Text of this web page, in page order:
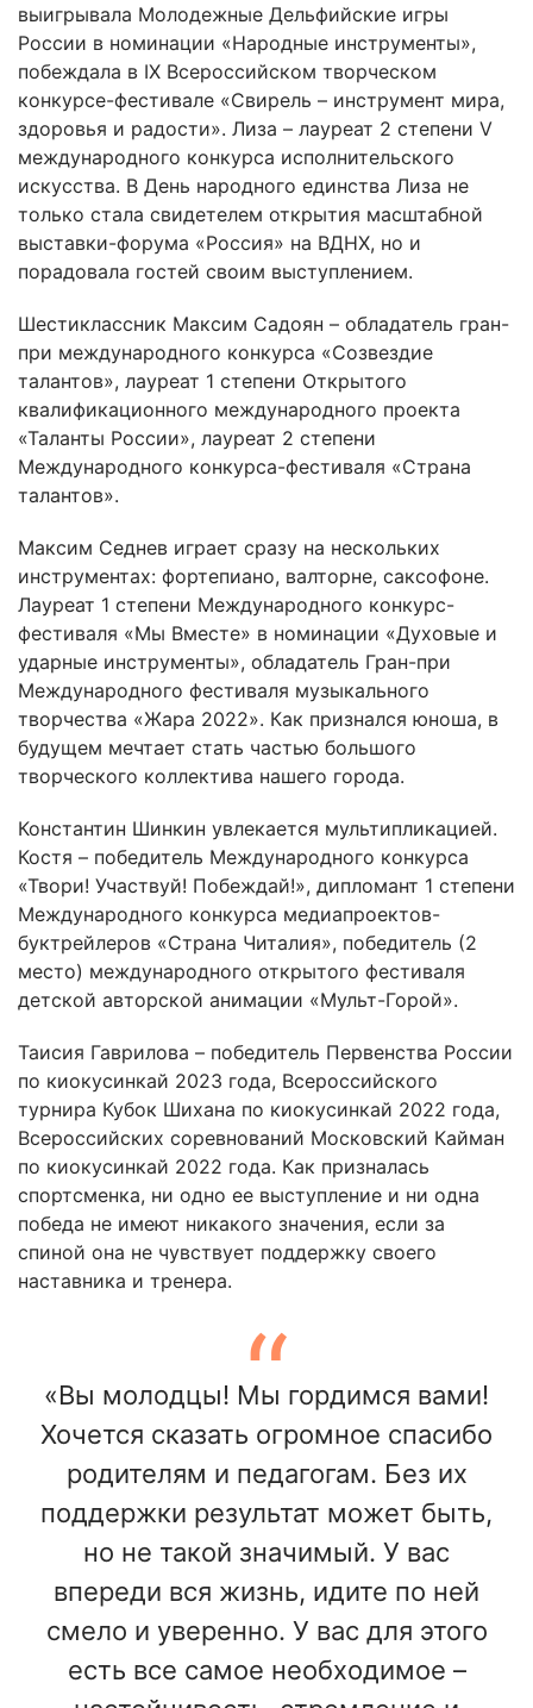
выигрывала Молодежные Дельфийские игры
России в номинации «Народные инструменты»,
побеждала в IX Всероссийском творческом
конкурсе-фестивале «Свирель – инструмент мира,
здоровья и радости». Лиза – лауреат 2 степени V
международного конкурса исполнительского
искусства. В День народного единства Лиза не
только стала свидетелем открытия масштабной
выставки-форума «Россия» на ВДНХ, но и
порадовала гостей своим выступлением.
Шестиклассник Максим Садоян – обладатель гран-
при международного конкурса «Созвездие
талантов», лауреат 1 степени Открытого
квалификационного международного проекта
«Таланты России», лауреат 2 степени
Международного конкурса-фестиваля «Страна
талантов».
Максим Седнев играет сразу на нескольких
инструментах: фортепиано, валторне, саксофоне.
Лауреат 1 степени Международного конкурс-
фестиваля «Мы Вместе» в номинации «Духовые и
ударные инструменты», обладатель Гран-при
Международного фестиваля музыкального
творчества «Жара 2022». Как признался юноша, в
будущем мечтает стать частью большого
творческого коллектива нашего города.
Константин Шинкин увлекается мультипликацией.
Костя – победитель Международного конкурса
«Твори! Участвуй! Побеждай!», дипломант 1 степени
Международного конкурса медиапроектов-
буктрейлеров «Страна Читалия», победитель (2
место) международного открытого фестиваля
детской авторской анимации «Мульт-Горой».
Таисия Гаврилова – победитель Первенства России
по киокусинкай 2023 года, Всероссийского
турнира Кубок Шихана по киокусинкай 2022 года,
Всероссийских соревнований Московский Кайман
по киокусинкай 2022 года. Как призналась
спортсменка, ни одно ее выступление и ни одна
победа не имеют никакого значения, если за
спиной она не чувствует поддержку своего
наставника и тренера.
«Вы молодцы! Мы гордимся вами!
Хочется сказать огромное спасибо
родителям и педагогам. Без их
поддержки результат может быть,
но не такой значимый. У вас
впереди вся жизнь, идите по ней
смело и уверенно. У вас для этого
есть все самое необходимое –